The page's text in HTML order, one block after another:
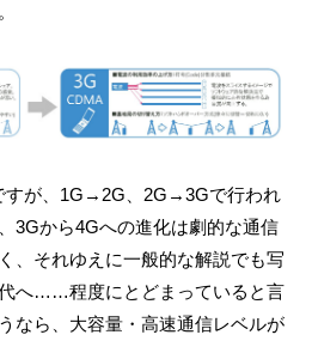
すが、1G→2G、2G→3Gで行われ
3Gから4Gへの進化は劇的な通信
、それゆえに一般的な解説でも写
へ……程度にとどまっていると言
なら、大容量・高速通信レベルが